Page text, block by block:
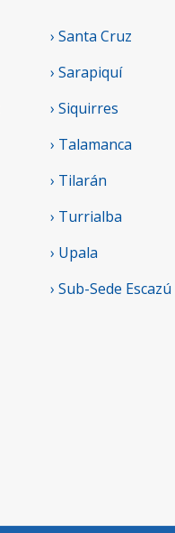
› Santa Cruz
› Sarapiquí
› Siquirres
› Talamanca
› Tilarán
› Turrialba
› Upala
› Sub-Sede Escazú